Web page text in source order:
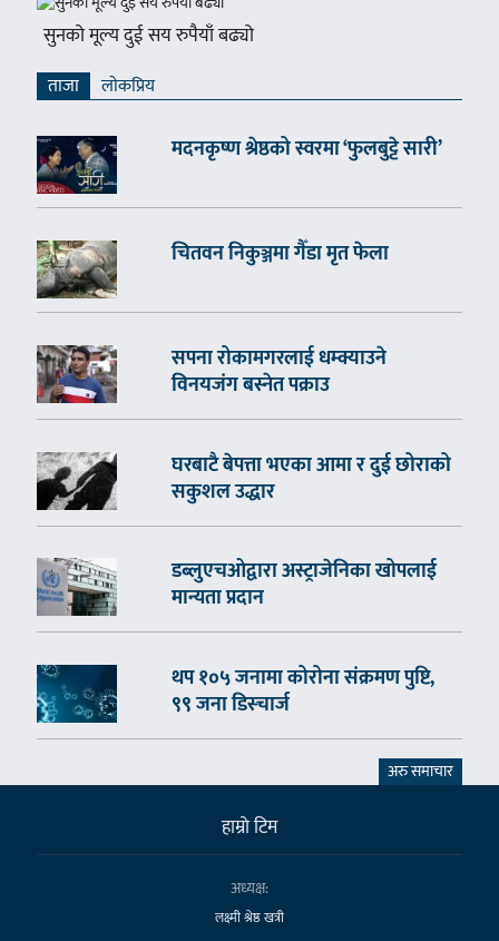
सुनको मूल्य दुई सय रुपैयाँ बढ्यो
ताजा लाेकप्रिय
मदनकृष्ण श्रेष्ठको स्वरमा ‘फुलबुट्टे सारी’
चितवन निकुञ्जमा गैँडा मृत फेला
सपना रोकामगरलाई धम्क्याउने
विनयजंग बस्नेत पक्राउ
घरबाटै बेपत्ता भएका आमा र दुई छोराको
सकुशल उद्धार
डब्लुएचओद्वारा अस्ट्राजेनिका खोपलाई
मान्यता प्रदान
थप १०५ जनामा कोरोना संक्रमण पुष्टि,
९९ जना डिस्चार्ज
अरु समाचार
हाम्राे टिम
अध्यक्ष:
लक्ष्मी श्रेष्ठ खत्री